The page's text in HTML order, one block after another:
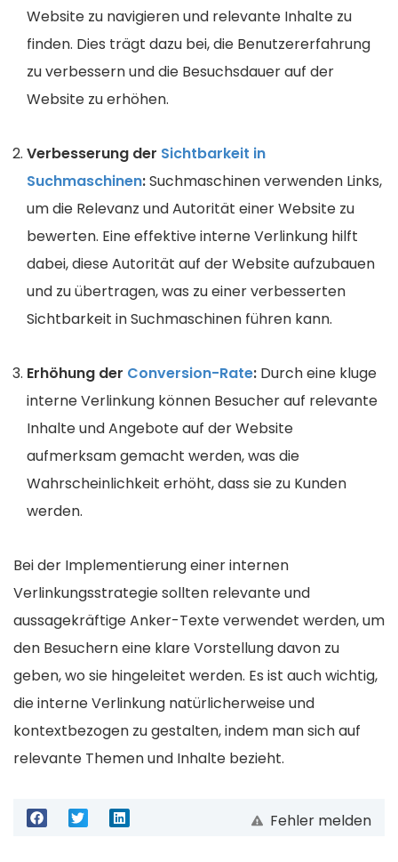
Website zu navigieren und relevante Inhalte zu
finden. Dies trägt dazu bei, die Benutzererfahrung
zu verbessern und die Besuchsdauer auf der
Website zu erhöhen.
Verbesserung der Sichtbarkeit in
Suchmaschinen:Suchmaschinen verwenden Links,
um die Relevanz und Autorität einer Website zu
bewerten. Eine effektive interne Verlinkung hilft
dabei, diese Autorität auf der Website aufzubauen
und zu übertragen, was zu einer verbesserten
Sichtbarkeit in Suchmaschinen führen kann.
Erhöhung der Conversion-Rate: Durch eine kluge
interne Verlinkung können Besucher auf relevante
Inhalte und Angebote auf der Website
aufmerksam gemacht werden, was die
Wahrscheinlichkeit erhöht, dass sie zu Kunden
werden.
Bei der Implementierung einer internen
Verlinkungsstrategie sollten relevante und
aussagekräftige Anker-Texte verwendet werden, um
den Besuchern eine klare Vorstellung davon zu
geben, wo sie hingeleitet werden. Es ist auch wichtig,
die interne Verlinkung natürlicherweise und
kontextbezogen zu gestalten, indem man sich auf
relevante Themen und Inhalte bezieht.
Fehler melden